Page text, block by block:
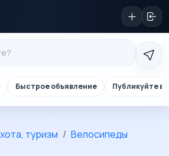
Быстрое объявление Публикуйте в
туризм Велосипеды